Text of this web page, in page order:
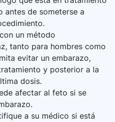
antes de someterse a
un método
tanto para hombres como
evitar un embarazo,
y posterior a la
dosis.
afectar al feto si se
a su médico si está